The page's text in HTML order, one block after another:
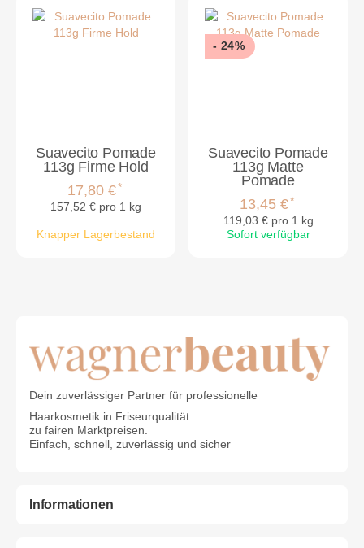
Suavecito Pomade
113g Firme Hold
17,80 €*
157,52 € pro 1 kg
Knapper Lagerbestand
- 24%
Suavecito Pomade
113g Matte
Pomade
13,45 €*
119,03 € pro 1 kg
Sofort verfügbar
Dein zuverlässiger Partner für professionelle
Haarkosmetik in Friseurqualität
zu fairen Marktpreisen.
Einfach, schnell, zuverlässig und sicher
Informationen